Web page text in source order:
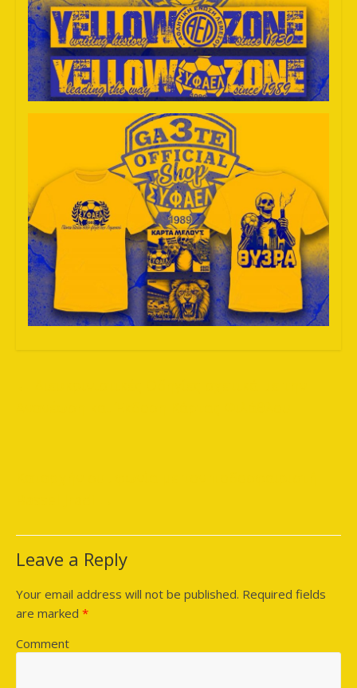
Leave a Reply
Your email address will not be published. Required fields
are marked *
Comment